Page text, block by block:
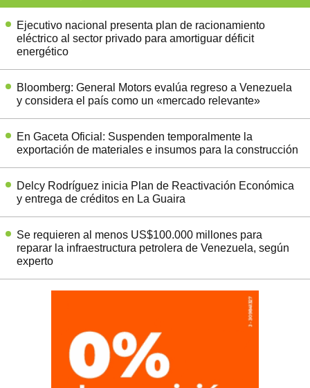
Ejecutivo nacional presenta plan de racionamiento
eléctrico al sector privado para amortiguar déficit
energético
Bloomberg: General Motors evalúa regreso a Venezuela
y considera el país como un «mercado relevante»
En Gaceta Oficial: Suspenden temporalmente la
exportación de materiales e insumos para la construcción
Delcy Rodríguez inicia Plan de Reactivación Económica
y entrega de créditos en La Guaira
Se requieren al menos US$100.000 millones para
reparar la infraestructura petrolera de Venezuela, según
experto